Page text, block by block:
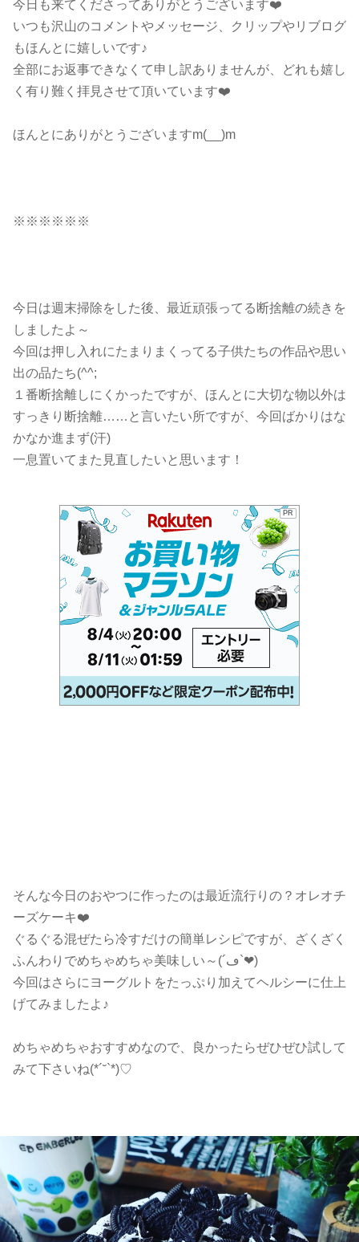
今日も来てくださってありがとうございます❤️
いつも沢山のコメントやメッセージ、クリップやリブログ
もほんとに嬉しいです♪
全部にお返事できなくて申し訳ありませんが、どれも嬉し
く有り難く拝見させて頂いています❤️
ほんとにありがとうございますm(__)m
※※※※※※
今日は週末掃除をした後、最近頑張ってる断捨離の続きを
しましたよ～
今回は押し入れにたまりまくってる子供たちの作品や思い
出の品たち(^^;
１番断捨離しにくかったですが、ほんとに大切な物以外は
すっきり断捨離……と言いたい所ですが、今回ばかりはな
かなか進まず(汗)
一息置いてまた見直したいと思います！
PR
そんな今日のおやつに作ったのは最近流行りの？オレオチ
ーズケーキ❤️
ぐるぐる混ぜたら冷すだけの簡単レシピですが、ざくざく
ふんわりでめちゃめちゃ美味しい～(´ڡ`❤)
今回はさらにヨーグルトをたっぷり加えてヘルシーに仕上
げてみましたよ♪
めちゃめちゃおすすめなので、良かったらぜひぜひ試して
みて下さいね(*´˘`*)♡